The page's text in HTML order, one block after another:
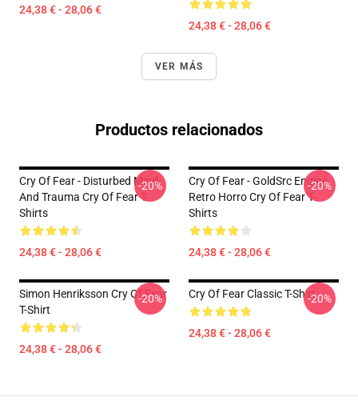
24,38 € - 28,06 €
24,38 € - 28,06 €
VER MÁS
Productos relacionados
Cry Of Fear - Disturbed Mind
And Trauma Cry Of Fear T-
Shirts
24,38 € - 28,06 €
-20%
Cry Of Fear - GoldSrc Engine
Retro Horro Cry Of Fear T-
Shirts
24,38 € - 28,06 €
-20%
Simon Henriksson Cry Of Fear
T-Shirt
24,38 € - 28,06 €
-20% Cry Of Fear Classic T-Shirt
24,38 € - 28,06 €
-20%